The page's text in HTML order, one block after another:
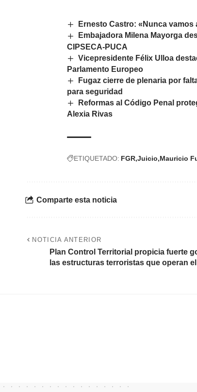
Ernesto Castro: «Nunca
Embajadora Milena Mayorga
CIPSECA-PUCA
Vicepresidente Félix Ulloa
Parlamento Europeo
Fugaz cierre de plenaria por
para seguridad
Reformas al Código Penal
Alexia Rivas
ETIQUETADO: FGR Juicio Mauricio
Comparte esta noticia
NOTICIA ANTERIOR
Plan Control Territorial propicia fuerte
las estructuras terroristas que operan